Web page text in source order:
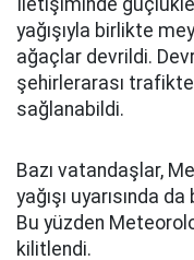
İletişiminde
yağışıyla birlikte
ağaçlar devrildi.
şehirlerarası
sağlanabildi.
Bazı vatandaşlar,
yağışı uyarısında
Bu yüzden
kilitlendi.